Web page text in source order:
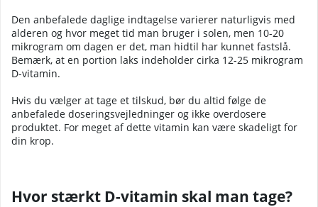
Den anbefalede daglige indtagelse varierer naturligvis med
alderen og hvor meget tid man bruger i solen, men 10-20
mikrogram om dagen er det, man hidtil har kunnet fastslå.
Bemærk, at en portion laks indeholder cirka 12-25 mikrogram
D-vitamin.
Hvis du vælger at tage et tilskud, bør du altid følge de
anbefalede doseringsvejledninger og ikke overdosere
produktet. For meget af dette vitamin kan være skadeligt for
din krop.
Hvor stærkt D-vitamin skal man tage?